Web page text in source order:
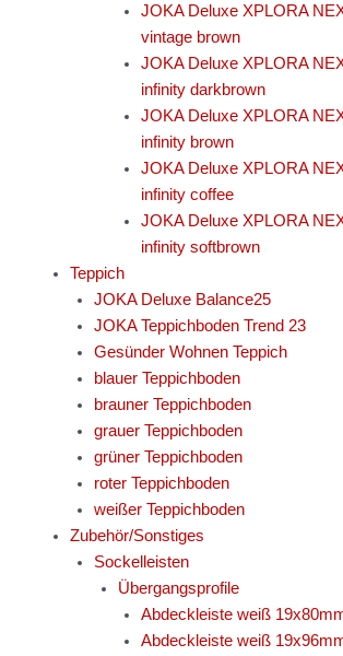
JOKA Deluxe XPLORA
vintage brown
JOKA Deluxe XPLORA
infinity darkbrown
JOKA Deluxe XPLORA
infinity brown
JOKA Deluxe XPLORA
infinity coffee
JOKA Deluxe XPLORA
infinity softbrown
Teppich
JOKA Deluxe Balance25
JOKA Teppichboden Trend 23
Gesünder Wohnen Teppich
blauer Teppichboden
brauner Teppichboden
grauer Teppichboden
grüner Teppichboden
roter Teppichboden
weißer Teppichboden
Zubehör/Sonstiges
Sockelleisten
Übergangsprofile
Abdeckleiste weiß
Abdeckleiste weiß